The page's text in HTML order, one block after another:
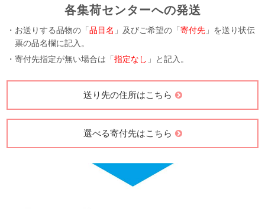
各集荷センターへの発送
・お送りする品物の「品目名 」及びご希望の「寄付先 」を送り状伝
票の品名欄に記入。
・寄付先指定が無い場合は「指定なし 」と記入。
送り先の住所はこちら
選べる寄付先はこちら